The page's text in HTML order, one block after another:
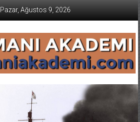
Pazar, Ağustos 9, 2026